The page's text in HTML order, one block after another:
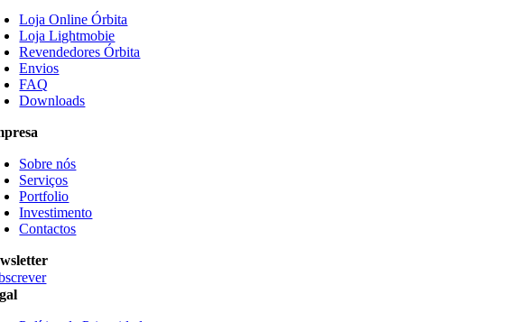
Loja Online Órbita
Loja Lightmobie
Revendedores Órbita
Envios
FAQ
Downloads
Sobre nós
Serviços
Portfolio
Investimento
Contactos